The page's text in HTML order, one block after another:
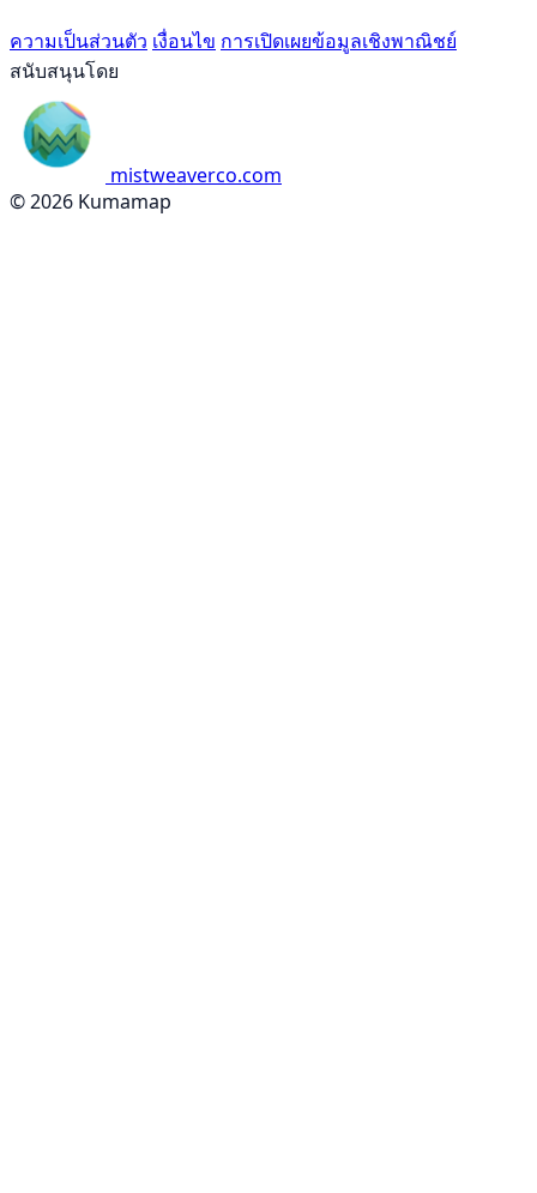
ความเป็นส่วนตัว เงื่อนไข การเปิดเผยข้อมูลเชิงพาณิชย์
สนับสนุนโดย
mistweaverco.com
© 2026 Kumamap